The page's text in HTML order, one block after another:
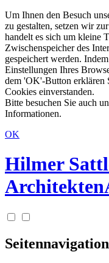
Um Ihnen den Besuch
zu gestalten, setzen wir
handelt es sich um kleine
Zwischenspeicher des
gespeichert werden.
Einstellungen Ihres
dem 'OK'-Button erklären
Cookies einverstanden.
Bitte besuchen Sie auch
Informationen.
OK
Hilmer
Architekten
Seitennavigation